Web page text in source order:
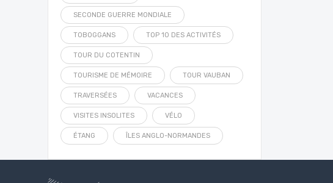
SECONDE GUERRE MONDIALE
TOBOGGANS TOP 10 DES ACTIVITÉS
TOUR DU COTENTIN
TOURISME DE MÉMOIRE TOUR VAUBAN
TRAVERSÉES VACANCES
VISITES INSOLITES VÉLO
ÉTANG ÎLES ANGLO-NORMANDES